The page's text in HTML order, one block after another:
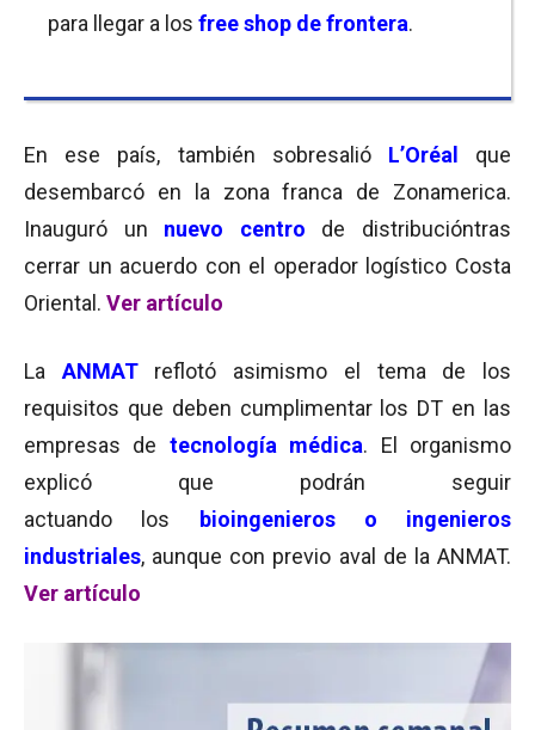
para llegar a los free shop de frontera.
En ese país, también sobresalió L’Oréal
que
desembarcó en la zona franca de Zonamerica.
Inauguró un nuevo centro
de distribucióntras
cerrar un acuerdo con el operador logístico Costa
Oriental. Ver artículo
La ANMAT reflotó asimismo el tema de los
requisitos que deben cumplimentar los DT en las
empresas de tecnología médica. El organismo
explicó que podrán seguir
actuando los
bioingenieros o ingenieros
industriales, aunque con previo aval de la ANMAT.
Ver artículo